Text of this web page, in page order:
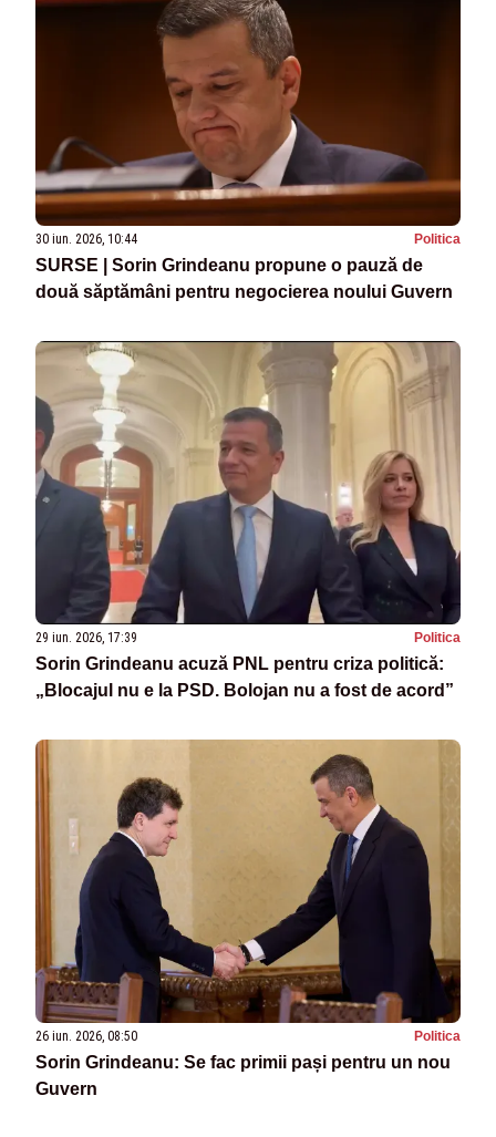
30 iun. 2026, 10:44 Politica
SURSE | Sorin Grindeanu propune o pauză de
două săptămâni pentru negocierea noului Guvern
29 iun. 2026, 17:39 Politica
Sorin Grindeanu acuză PNL pentru criza politică:
„Blocajul nu e la PSD. Bolojan nu a fost de acord”
26 iun. 2026, 08:50 Politica
Sorin Grindeanu: Se fac primii pași pentru un nou
Guvern